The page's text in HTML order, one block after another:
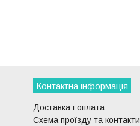
Контактна інформація
Доставка і оплата
Схема проїзду та контакти